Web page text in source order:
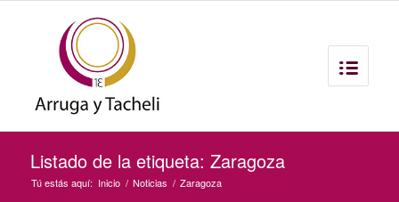
Listado de la etiqueta: Zaragoza
Tú estás aquí: Inicio / Noticias / Zaragoza